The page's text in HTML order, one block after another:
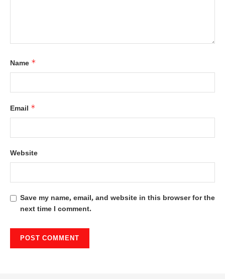
Name *
Email *
Website
Save my name, email, and website in this browser for the
next time I comment.